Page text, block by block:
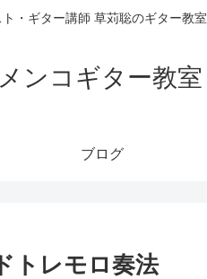
・ギター講師 草苅聡のギター教室
ンコギター教室
ブログ
トレモロ奏法